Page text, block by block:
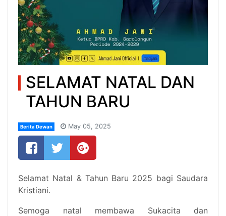
SELAMAT NATAL DAN
TAHUN BARU
Berita Dewan May 05, 2025
Selamat Natal & Tahun Baru 2025 bagi Saudara
Kristiani.
Semoga natal membawa Sukacita dan